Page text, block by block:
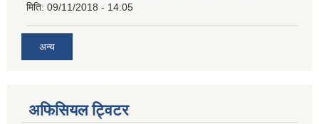
मिति: 09/11/2018 - 14:05
अन्य
अफिसियल ट्विटर